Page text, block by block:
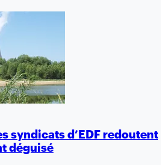
syndicats d’EDF redoutent
déguisé